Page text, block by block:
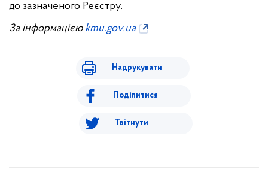
до зазначеного Реєстру.
За інформацією kmu.gov.ua
Надрукувати
Поділитися
Твітнути